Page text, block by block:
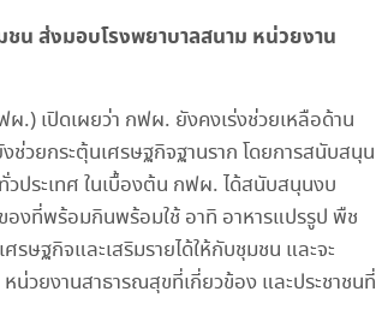
น ส่งมอบโรงพยาบาลสนาม หน่วยงาน
เปิดเผยว่า กฟผ. ยังคงเร่งช่วยเหลือด้าน
วยกระตุ้นเศรษฐกิจฐานราก โดยการสนับสนุน
ระเทศ ในเบื้องต้น กฟผ. ได้สนับสนุนงบ
งที่พร้อมกินพร้อมใช้ อาทิ อาหารแปรรูป พืช
รษฐกิจและเสริมรายได้ให้กับชุมชน และจะ
วยงานสาธารณสุขที่เกี่ยวข้อง และประชาชนที่